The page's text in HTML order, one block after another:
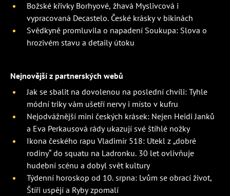
Božské křivky Borhyové, žhavá Myslivcová i
vypracovaná Decastelo. České krásky v bikinách
Svědkyně promluvila o napadení Soukupa: Slova o
hrozivém stavu a detaily útoku
Nejnovější z partnerských webů
Jak se sbalit na dovolenou na poslední chvíli: Tyhle
módní triky vám ušetří nervy i místo v kufru
Nejodvážnější mini českých krásek: Nejen Heidi Janků
a Eva Perkausová rády ukazují své štíhlé nožky
Ikona českého rapu Vladimír 518: Utekl z „dobré
rodiny“ do squatu na Ladronku. 30 let ovlivňuje
hudební scénu a dobyl svět kultury
Týdenní horoskop od 10. srpna: Lvům se obrací život,
Štíři uspějí a Ryby zpomalí